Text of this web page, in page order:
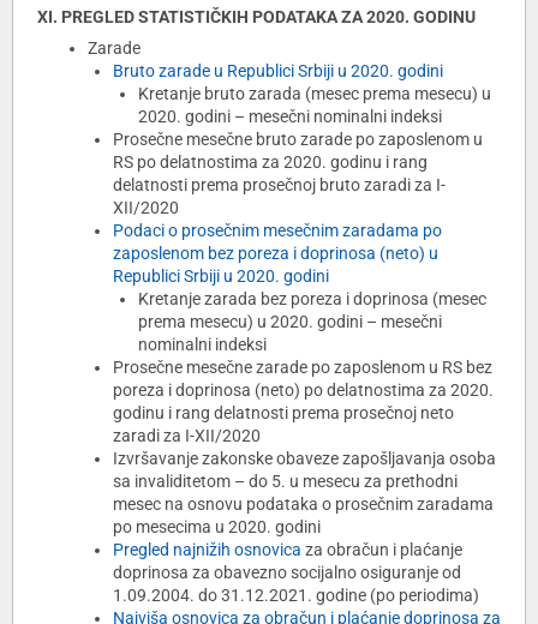
XI. PREGLED STATISTIČKIH PODATAKA ZA 2020. GODINU
Zarade
Bruto zarade u Republici Srbiji u 2020. godini
Kretanje bruto zarada (mesec prema mesecu) u
2020. godini – mesečni nominalni indeksi
Prosečne mesečne bruto zarade po zaposlenom u
RS po delatnostima za 2020. godinu i rang
delatnosti prema prosečnoj bruto zaradi za I-
XII/2020
Podaci o prosečnim mesečnim zaradama po
zaposlenom bez poreza i doprinosa (neto) u
Republici Srbiji u 2020. godini
Kretanje zarada bez poreza i doprinosa (mesec
prema mesecu) u 2020. godini – mesečni
nominalni indeksi
Prosečne mesečne zarade po zaposlenom u RS bez
poreza i doprinosa (neto) po delatnostima za 2020.
godinu i rang delatnosti prema prosečnoj neto
zaradi za I-XII/2020
Izvršavanje zakonske obaveze zapošljavanja osoba
sa invaliditetom – do 5. u mesecu za prethodni
mesec na osnovu podataka o prosečnim zaradama
po mesecima u 2020. godini
Pregled najnižih osnovica za obračun i plaćanje
doprinosa za obavezno socijalno osiguranje od
1.09.2004. do 31.12.2021. godine (po periodima)
Najviša osnovica za obračun i plaćanje doprinosa za